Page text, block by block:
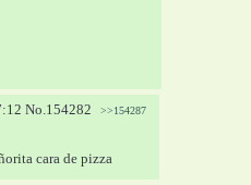
No.154282 >>154287
cara de pizza